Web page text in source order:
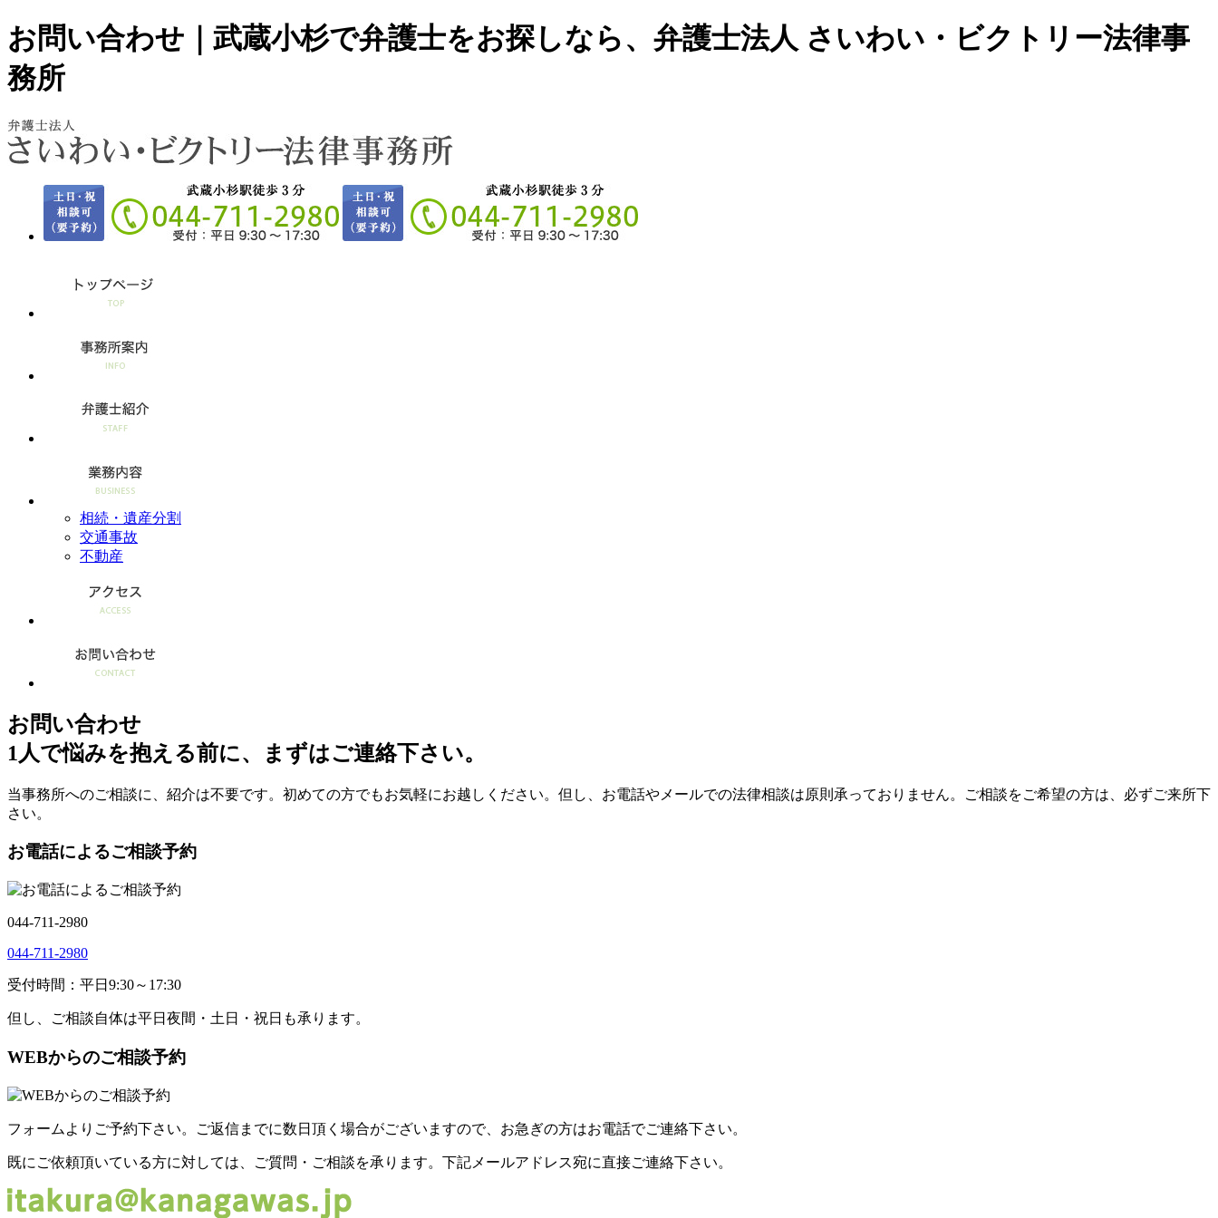
お問い合わせ｜武蔵小杉で弁護士をお探しなら、弁護士法人 さいわい・ビクトリー法律事
務所
相続・遺産分割
交通事故
不動産
お問い合わせ
1人で悩みを抱える前に、まずはご連絡下さい。
当事務所へのご相談に、紹介は不要です。初めての方でもお気軽にお越しください。但し、お電話やメールでの法律相談は原則承っておりません。ご相談をご希望の方は、必ずご来所下
さい。
お電話によるご相談予約
044-711-2980
044-711-2980
受付時間：平日9:30～17:30
但し、ご相談自体は平日夜間・土日・祝日も承ります。
WEBからのご相談予約
フォームよりご予約下さい。ご返信までに数日頂く場合がございますので、お急ぎの方はお電話でご連絡下さい。
既にご依頼頂いている方に対しては、ご質問・ご相談を承ります。下記メールアドレス宛に直接ご連絡下さい。